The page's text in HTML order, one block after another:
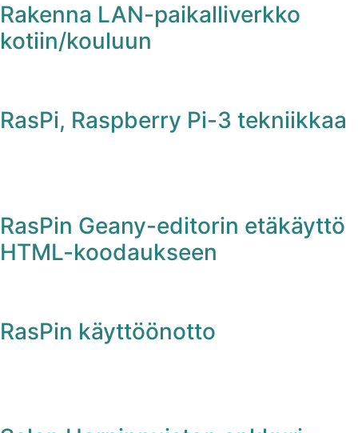
Rakenna LAN-paikalliverkko
kotiin/kouluun
RasPi, Raspberry Pi-3 tekniikkaa
RasPin Geany-editorin etäkäyttö
HTML-koodaukseen
RasPin käyttöönotto